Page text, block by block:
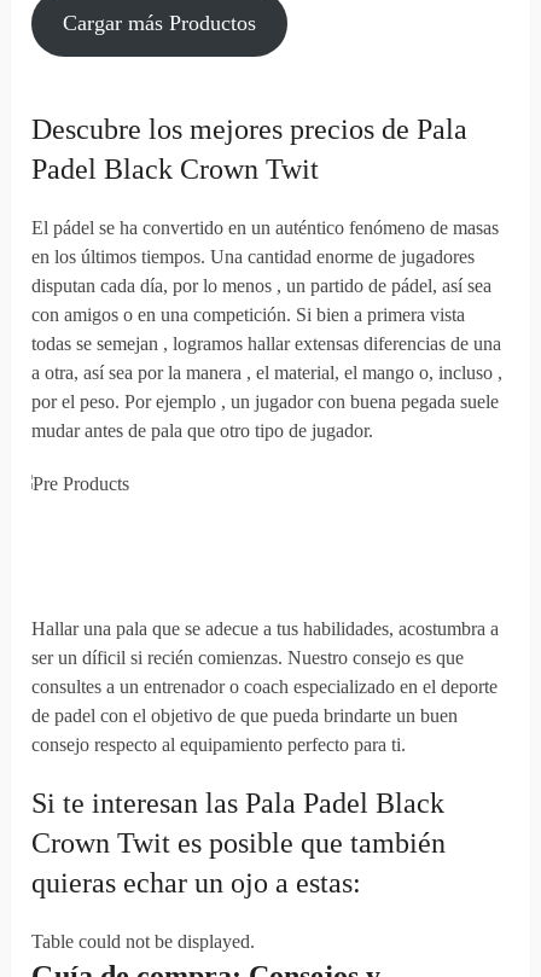
Cargar más Productos
Descubre los mejores precios de Pala
Padel Black Crown Twit
El pádel se ha convertido en un auténtico fenómeno de masas
en los últimos tiempos. Una cantidad enorme de jugadores
disputan cada día, por lo menos , un partido de pádel, así sea
con amigos o en una competición. Si bien a primera vista
todas se semejan , logramos hallar extensas diferencias de una
a otra, así sea por la manera , el material, el mango o, incluso ,
por el peso. Por ejemplo , un jugador con buena pegada suele
mudar antes de pala que otro tipo de jugador.
Hallar una pala que se adecue a tus habilidades, acostumbra a
ser un díficil si recién comienzas. Nuestro consejo es que
consultes a un entrenador o coach especializado en el deporte
de padel con el objetivo de que pueda brindarte un buen
consejo respecto al equipamiento perfecto para ti.
Si te interesan las Pala Padel Black
Crown Twit es posible que también
quieras echar un ojo a estas:
Table could not be displayed.